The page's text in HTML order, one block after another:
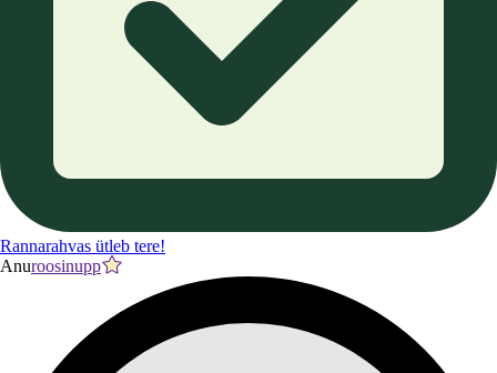
Rannarahvas ütleb tere!
Anuroosinupp